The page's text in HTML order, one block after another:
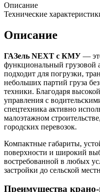
Описание
Технические
Описание
ГАЗель NEXT с КМУ —
функциональный грузовой
подходит для погрузки,
небольших партий груза
техники. Благодаря
управления с
спецтехника активно
малоэтажном
городских перевозок.
Компактные габариты,
поверхности и широкий
востребованной в любых
застройки до сельской
Преимущества